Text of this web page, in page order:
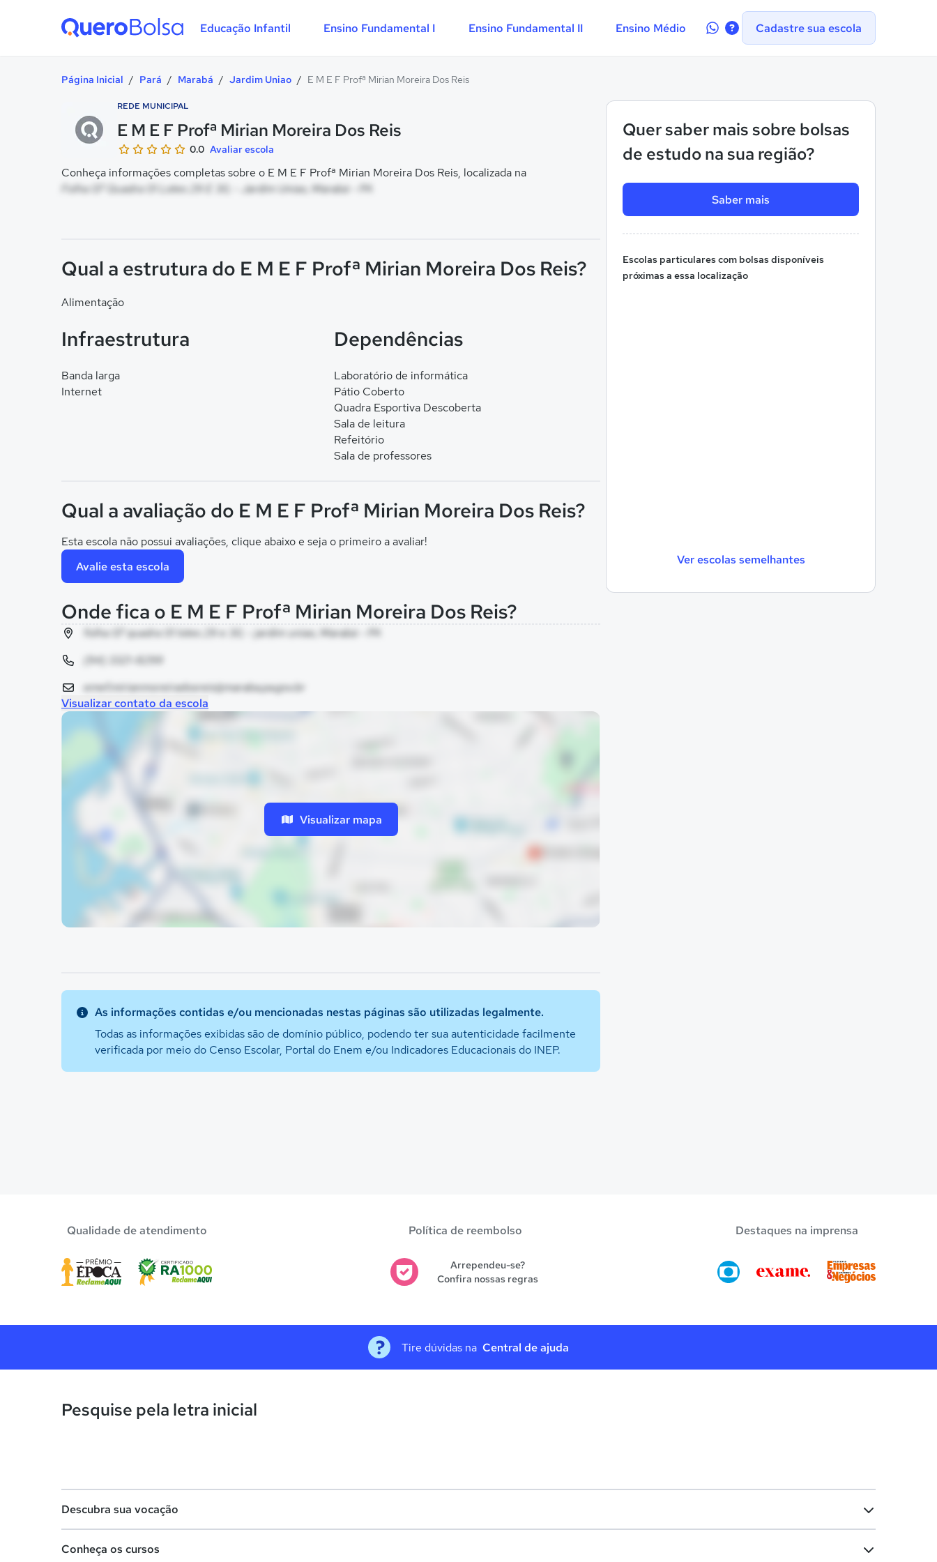
Educação Infantil Ensino Fundamental I Ensino Fundamental II Ensino Médio
Contate-Cadastre sua escola
Página Inicial / Pará / Marabá / Jardim Uniao / E M E F Profª Mirian Moreira Dos Reis
REDE MUNICIPAL
E M E F Profª Mirian Moreira Dos Reis
0.0 Avaliar escola
Conheça informações completas sobre o E M E F Profª Mirian Moreira Dos Reis, localizada na
Folha 07 Quadra 01 Lotes 29 E 30, - Jardim Uniao, Marabá - PA
Quer saber mais sobre bolsas
de estudo na sua região?
Saber mais
Escolas particulares com bolsas disponíveis
próximas a essa localização
Ver escolas semelhantes
Qual a estrutura do E M E F Profª Mirian Moreira Dos Reis?
Alimentação
Infraestrutura
Banda larga
Internet
Dependências
Laboratório de informática
Pátio Coberto
Quadra Esportiva Descoberta
Sala de leitura
Refeitório
Sala de professores
Qual a avaliação do E M E F Profª Mirian Moreira Dos Reis?
Esta escola não possui avaliações, clique abaixo e seja o primeiro a avaliar!
Avalie esta escola
Onde fica o E M E F Profª Mirian Moreira Dos Reis?
folha 07 quadra 01 lotes 29 e 30, - jardim uniao, Marabá - PA
(94) 3321-8299
emef.mirianmoreiradosreis@maraba.pa.gov.br
Visualizar contato da escola
Visualizar mapa
As informações contidas e/ou mencionadas nestas páginas são utilizadas legalmente.
Todas as informações exibidas são de domínio público, podendo ter sua autenticidade facilmente
verificada por meio do Censo Escolar, Portal do Enem e/ou Indicadores Educacionais do INEP.
Qualidade de atendimento Política de reembolso
Arrependeu-se?
Confira nossas regras
Destaques na imprensa
Tire dúvidas na Central de ajuda
Pesquise pela letra inicial
Descubra sua vocação
Conheça os cursos